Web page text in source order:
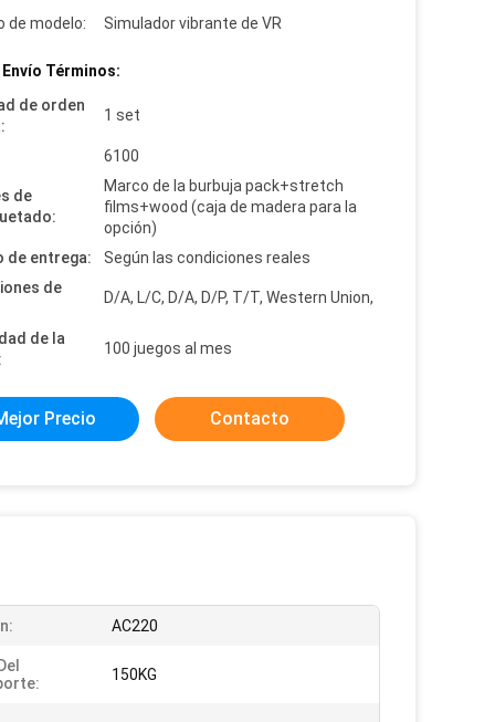
de modelo:
Simulador vibrante de VR
Términos:
de orden
1 set
6100
de
Marco de la burbuja pack+stretch
films+wood (caja de madera para la
opción)
de entrega:
Según las condiciones reales
de
D/A, L/C, D/A, D/P, T/T, Western Union,
de la
100 juegos al mes
Precio Contacto
AC220
150KG